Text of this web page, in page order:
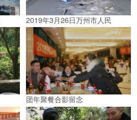
2019年3月26日万州市人民
团年聚餐合影留念